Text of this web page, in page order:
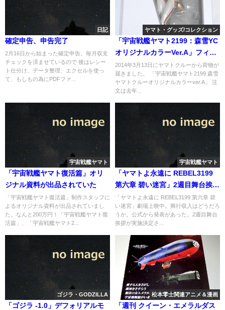
日記
確定申告、申告完了
2月16日から始まった確定申告。毎月収支
チェックを済ませているので 後はレシー
ト仕分け、データ整理、エクセルを使っ
て、もしもの為にPDFファ...
ヤマト・グッズ/コレクション
「宇宙戦艦ヤマト2199：森雪YC
オリジナルカラーVer.A」フィギ
ュアが届く。
2014年3月13日にヤマトクルーから荷物が
届きました。 「宇宙戦艦ヤマト2199.森雪
ヤマトクルーオリジナルカラーver.A」 注
文は去年...
宇宙戦艦ヤマト
「宇宙戦艦ヤマト復活篇」オリ
ジナル資料が出品されていた
「宇宙戦艦ヤマト復活篇」制作スタッフに
よるオリジナル資料が出品されていまし
た。なんと200万円！「宇宙戦艦ヤマト復
活篇」、「宇宙戦艦ヤマト2...
宇宙戦艦ヤマト
「ヤマトよ永遠に REBEL3199
第六章 碧い迷宮」2週目舞台挨拶
実施が決定へ
「ヤマトよ永遠に REBEL3199 第六章 碧
い迷宮」劇場上映中。興行収入はどうだろ
うか。公式から発表があった。2週目舞台
挨拶が実施決定さ...
ゴジラ・GODZILLA
「ゴジラ -1.0」デフォリアルモ
松本零士関連アニメ＆漫画
「週刊 クイーン・エメラルダス